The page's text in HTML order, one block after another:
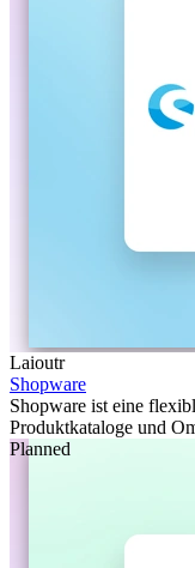
Laioutr
Shopware
Shopware ist eine
Produktkataloge und
Planned